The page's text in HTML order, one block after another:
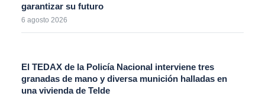
garantizar su futuro
6 agosto 2026
El TEDAX de la Policía Nacional interviene tres
granadas de mano y diversa munición halladas en
una vivienda de Telde